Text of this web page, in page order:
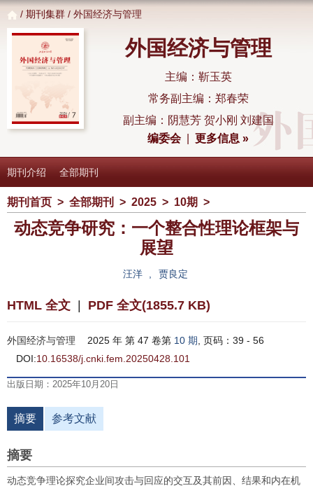
/ 期刊集群 / 外国经济与管理
外国经济与管理
主编：靳玉英
常务副主编：郑春荣
副主编：阴慧芳 贺小刚 刘建国
编委会|更多信息 »
期刊介绍 全部期刊
期刊首页 > 全部期刊 > 2025 > 10期 >
动态竞争研究：一个整合性理论框架与
展望
汪洋 贾良定
HTML 全文 PDF 全文(1855.7 KB)
外国经济与管理 2025 年 第 47 卷第 10 期 , 页码：39 - 56
DOI:10.16538/j.cnki.fem.20250428.101
出版日期：2025年10月20日
摘要 参考文献
摘要
动态竞争理论探究企业间攻击与回应的交互及其前因、结果和内在机